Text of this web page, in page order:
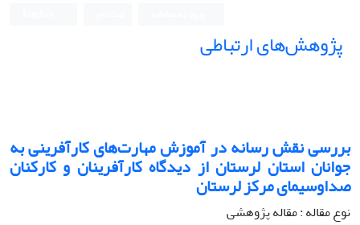
پژوهش‌های ارتباطی
بررسی نقش رسانه در آموزش مهارت‌های کارآفرینی به
جوانان استان لرستان از دیدگاه کارآفرینان و کارکنان
صدا‌و‌سیمای مرکز لرستان
نوع مقاله : مقاله پژوهشی